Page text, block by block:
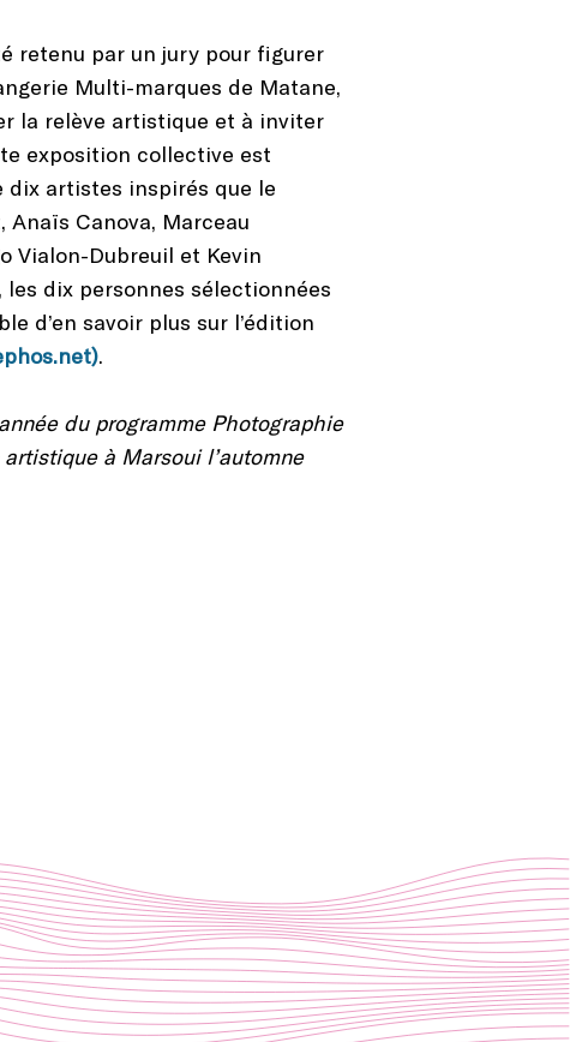
retenu par un jury pour figurer
Multi-marques de Matane,
la relève artistique et à inviter
exposition collective est
dix artistes inspirés que le
Canova, Marceau
Vialon-Dubreuil et Kevin
dix personnes sélectionnées
d’en savoir plus sur l’édition
.
du programme Photographie
à Marsoui l’automne